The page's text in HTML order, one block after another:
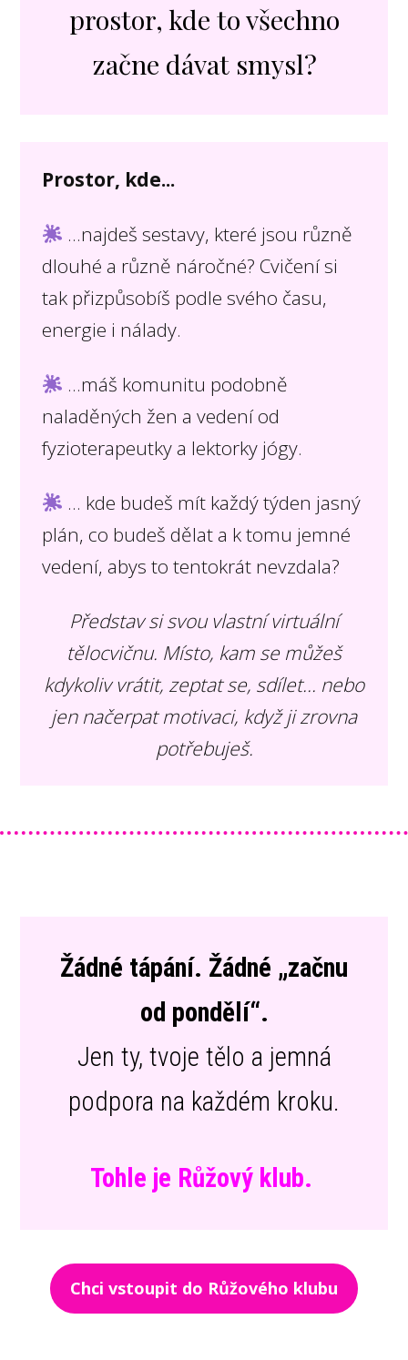
prostor, kde to všechno
začne dávat smysl?
Prostor, kde...
...najdeš sestavy, které jsou různě
dlouhé a různě náročné? Cvičení si
tak přizpůsobíš podle svého času,
energie i nálady.
...máš komunitu podobně
naladěných žen a vedení od
fyzioterapeutky a lektorky jógy.
... kde budeš mít každý týden jasný
plán, co budeš dělat a k tomu jemné
vedení, abys to tentokrát nevzdala?
Představ si svou vlastní virtuální
tělocvičnu. Místo, kam se můžeš
kdykoliv vrátit, zeptat se, sdílet… nebo
jen načerpat motivaci, když ji zrovna
potřebuješ.
Žádné tápání. Žádné „začnu
od pondělí“.
Jen ty, tvoje tělo a jemná
podpora na každém kroku.
Tohle je Růžový klub.
Chci vstoupit do Růžového klubu